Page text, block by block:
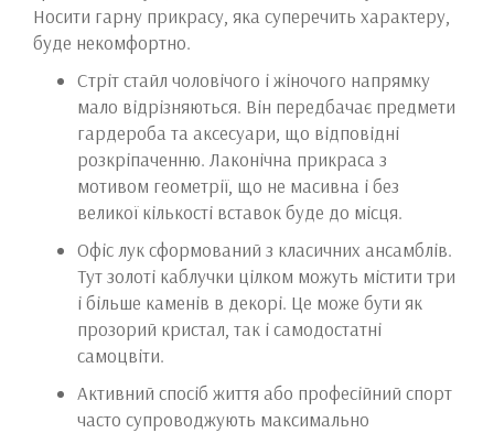
Носити гарну прикрасу, яка суперечить характеру,
буде некомфортно.
Стріт стайл чоловічого і жіночого напрямку
мало відрізняються. Він передбачає предмети
гардероба та аксесуари, що відповідні
розкріпаченню. Лаконічна прикраса з
мотивом геометрії, що не масивна і без
великої кількості вставок буде до місця.
Офіс лук сформований з класичних ансамблів.
Тут золоті каблучки цілком можуть містити три
і більше каменів в декорі. Це може бути як
прозорий кристал, так і самодостатні
самоцвіти.
Активний спосіб життя або професійний спорт
часто супроводжують максимально